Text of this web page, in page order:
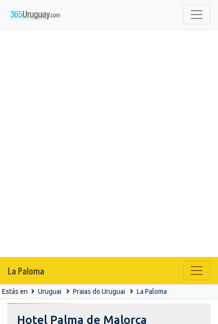
La Paloma
Estás en Uruguai Praias do Uruguai La Paloma
Hotel Palma de Malorca